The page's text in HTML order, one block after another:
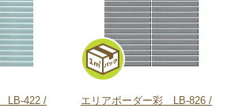
LB-422 /
エリアボーダー彩 LB-826 /